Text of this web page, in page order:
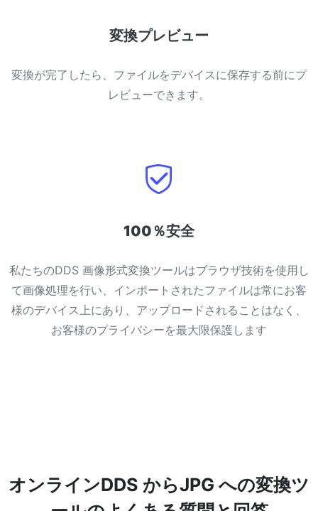
変換プレビュー
変換が完了したら、ファイルをデバイスに保存する前にプ
レビューできます。
100％安全
私たちのDDS 画像形式変換ツールはブラウザ技術を使用し
て画像処理を行い、インポートされたファイルは常にお客
様のデバイス上にあり、アップロードされることはなく、
お客様のプライバシーを最大限保護します
オンラインDDS からJPG への変換ツ